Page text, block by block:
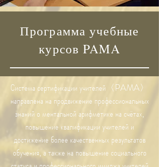
Программа учебные
курсов PAMA
Система сертификации учителей〈PAMA〉
направлена ​​на продвижение профессиональных
знаний о ​​ментальной арифметике на счётах,
повышение квалификации учителей и
достижение более качественных результатов
обучения, а также на повышение социального